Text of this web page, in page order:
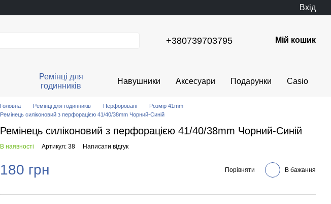
Вхід
+380739703795 Мій кошик
Ремінці для
годинників
Навушники Аксесуари Подарунки Casio
Головна Ремінці для годинників Перфоровані
Розмір 41mm
Ремінець силіконовий з перфорацією 41/40/38mm Чорний-Синій
Ремінець силіконовий з перфорацією 41/40/38mm Чорний-Синій
В наявності Артикул: 38 Написати відгук
180 грн Порівняти В бажання